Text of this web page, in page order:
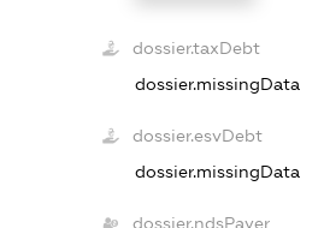
dossier.taxDebt
dossier.missingData
dossier.esvDebt
dossier.missingData
dossier.ndsPayer